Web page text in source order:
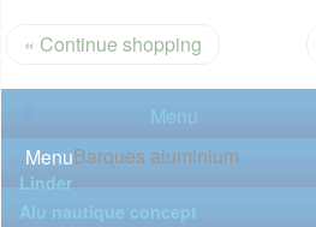
« Continue shopping
Menu
MenuBarques aluminium
Linder
Alu nautique concept